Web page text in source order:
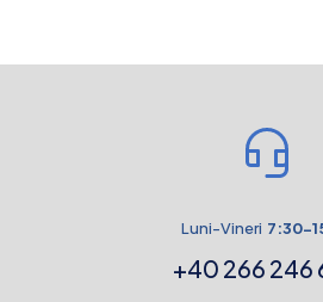
Luni-Vineri 7:30-
+40 266 246